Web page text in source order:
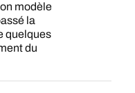
modèle
la
quelques
du